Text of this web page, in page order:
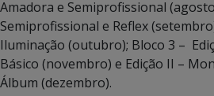
Amadora e Semiprofissional
Semiprofissional e Reflex
Iluminação (outubro); Bloco 3 –
Básico (novembro) e Edição II –
Álbum (dezembro).